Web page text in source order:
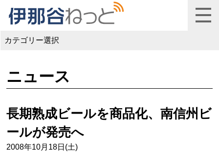
カテゴリー選択
ニュース
長期熟成ビールを商品化、南信州ビ
ールが発売へ
2008年10月18日(土)